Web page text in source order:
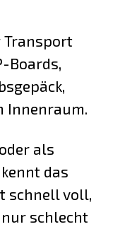
Transport
Boards,
Innenraum.
als
das
schnell voll,
nur schlecht